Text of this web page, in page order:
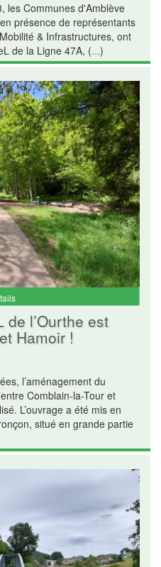
les Communes d'Amblève
présence de représentants
& Infrastructures, ont
de la Ligne 47A, (...)
de l’Ourthe est
Hamoir !
l’aménagement du
Comblain-la-Tour et
L’ouvrage a été mis en
situé en grande partie